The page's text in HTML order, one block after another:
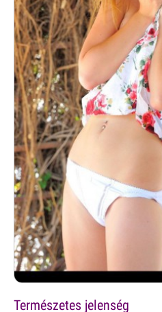
Természetes jelenség